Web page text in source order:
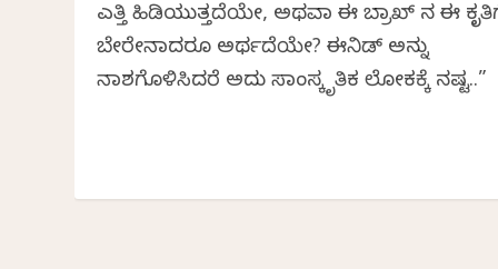
ಎತ್ತಿ ಹಿಡಿಯುತ್ತದೆಯೇ, ಅಥವಾ ಈ ಬ್ರಾಖ್ ನ ಈ
ಬೇರೇನಾದರೂ ಅರ್ಥವಿದೆಯೇ? ಈನಿಡ್ ಅನ್ನು
ನಾಶಗೊಳಿಸಿದರೆ ಅದು ಸಾಂಸ್ಕೃತಿಕ ಲೋಕಕ್ಕೆ ನಷ್ಟ..”